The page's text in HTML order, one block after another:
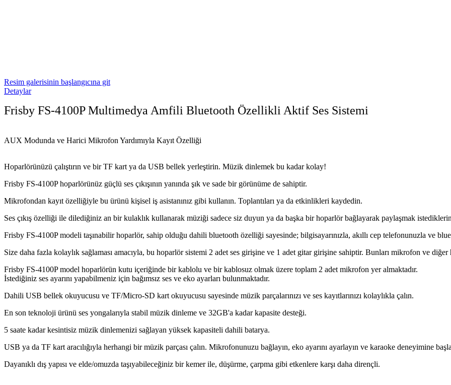
Resim galerisinin başlangıcına git
Detaylar
Frisby FS-4100P Multimedya Amfili Bluetooth Özellikli Aktif Ses Sistemi
AUX Modunda ve Harici Mikrofon Yardımıyla Kayıt Özelliği
Hoparlörünüzü çalıştırın ve bir TF kart ya da USB bellek yerleştirin. Müzik dinlemek bu kadar kolay!
Frisby FS-4100P hoparlörünüz güçlü ses çıkışının yanında şık ve sade bir görünüme de sahiptir.
Mikrofondan kayıt özelliğiyle bu ürünü kişisel iş asistanınız gibi kullanın. Toplantıları ya da etkinlikleri kaydedin.
Ses çıkış özelliği ile dilediğiniz an bir kulaklık kullanarak müziği sadece siz duyun ya da başka bir hoparlör bağlayarak paylaşmak
Frisby FS-4100P modeli taşınabilir hoparlör, sahip olduğu dahili bluetooth özelliği sayesinde; bilgisayarınızla, akıllı cep telefonunuzla ve
Size daha fazla kolaylık sağlaması amacıyla, bu hoparlör sistemi 2 adet ses girişine ve 1 adet gitar girişine sahiptir. Bunları mikrofon ve
Frisby FS-4100P model hoparlörün kutu içeriğinde bir kablolu ve bir kablosuz olmak üzere toplam 2 adet mikrofon yer almaktadır.
İstediğiniz ses ayarını yapabilmeniz için bağımsız ses ve eko ayarları bulunmaktadır.
Dahili USB bellek okuyucusu ve TF/Micro-SD kart okuyucusu sayesinde müzik parçalarınızı ve ses kayıtlarınızı kolaylıkla çalın.
En son teknoloji ürünü ses yongalarıyla stabil müzik dinleme ve 32GB'a kadar kapasite desteği.
5 saate kadar kesintisiz müzik dinlemenizi sağlayan yüksek kapasiteli dahili batarya.
USB ya da TF kart aracılığıyla herhangi bir müzik parçası çalın. Mikrofonunuzu bağlayın, eko ayarını ayarlayın ve karaoke deneyimine
Dayanıklı dış yapısı ve elde/omuzda taşıyabileceğiniz bir kemer ile, düşürme, çarpma gibi etkenlere karşı daha dirençli.